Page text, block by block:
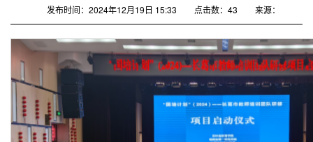
发布时间：2024年12月19日 15:33 点击数： 43 来源：